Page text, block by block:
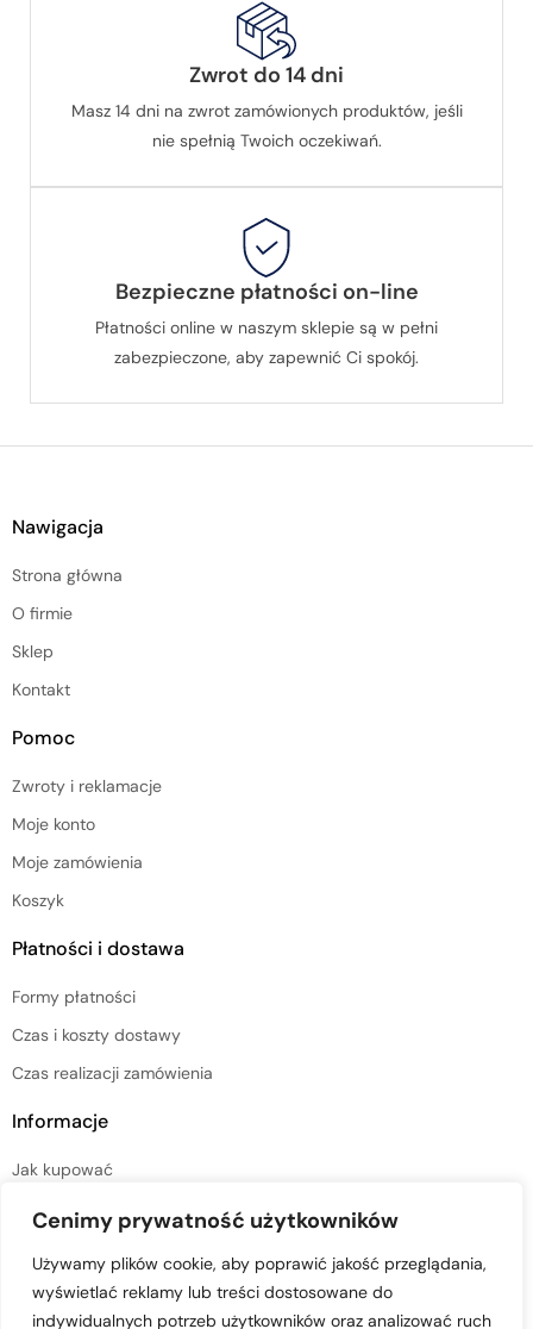
Cenimy prywatność użytkowników
Używamy plików cookie, aby poprawić jakość przeglądania,
wyświetlać reklamy lub treści dostosowane do
indywidualnych potrzeb użytkowników oraz analizować ruch
Zwrot do 14 dni
Masz 14 dni na zwrot zamówionych produktów, jeśli
nie spełnią Twoich oczekiwań.
Bezpieczne płatności on-line
Płatności online w naszym sklepie są w pełni
zabezpieczone, aby zapewnić Ci spokój.
Nawigacja
Strona główna
O firmie
Sklep
Kontakt
Pomoc
Zwroty i reklamacje
Moje konto
Moje zamówienia
Koszyk
Płatności i dostawa
Formy płatności
Czas i koszty dostawy
Czas realizacji zamówienia
Informacje
Jak kupować
Regulamin sklepu